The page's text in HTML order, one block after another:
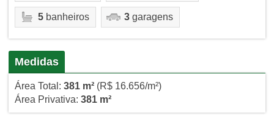
5banheiros 3garagens
Medidas
Área Total: 381 m²(R$ 16.656/m²)
Área Privativa: 381 m²